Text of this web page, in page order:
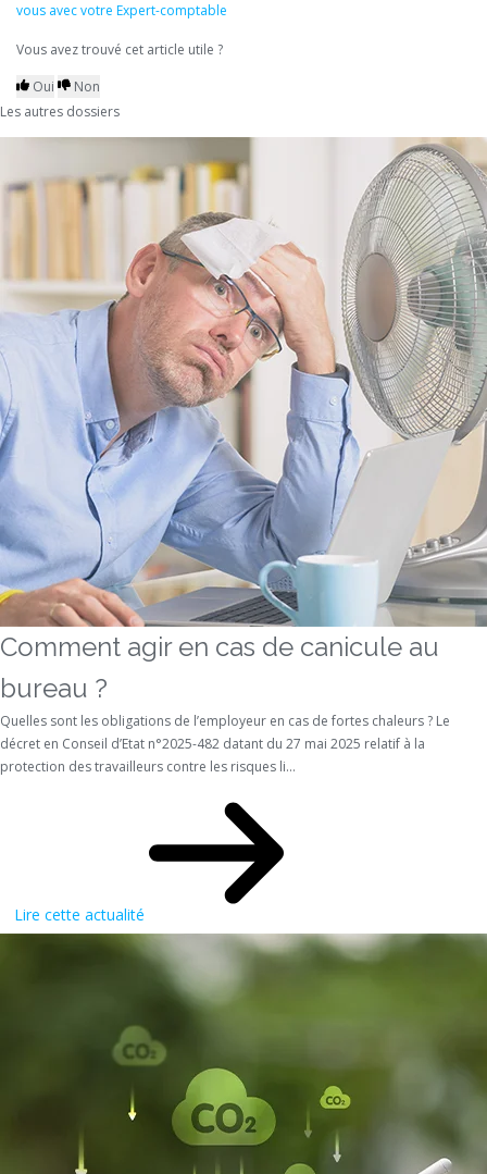
vous avec votre Expert-comptable
Vous avez trouvé cet article utile ?
Oui
Non
Les autres dossiers
Comment agir en cas de canicule au
bureau ?
Quelles sont les obligations de l’employeur en cas de fortes chaleurs ? Le
décret en Conseil d’Etat n°2025-482 datant du 27 mai 2025 relatif à la
protection des travailleurs contre les risques li...
Lire cette actualité